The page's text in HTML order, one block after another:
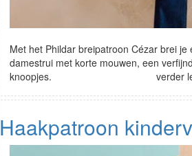
Met het Phildar breipatroon Cézar brei
damestrui met korte mouwen, een
knoopjes.
verder
Haakpatroon